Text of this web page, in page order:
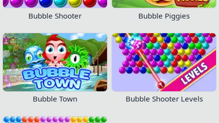
Bubble Shooter Bubble Piggies
Bubble Town Bubble Shooter Levels